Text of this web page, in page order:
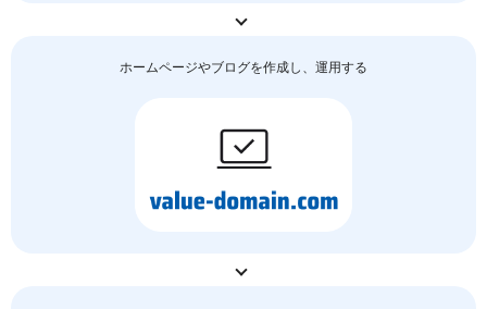
ホームページやブログを作成し、運用する